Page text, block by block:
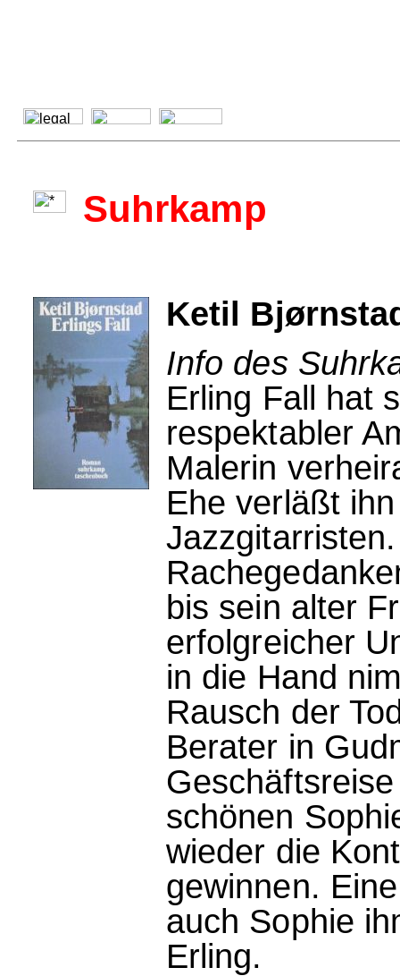
Suhrkamp
Ketil
Info des
Erling Fall hat
respektabler
Malerin
Ehe verläßt
bis sein alter
erfolgreicher
in die Hand
Rausch der
Berater in
schönen
wieder die
gewinnen.
auch Sophie
Erling.